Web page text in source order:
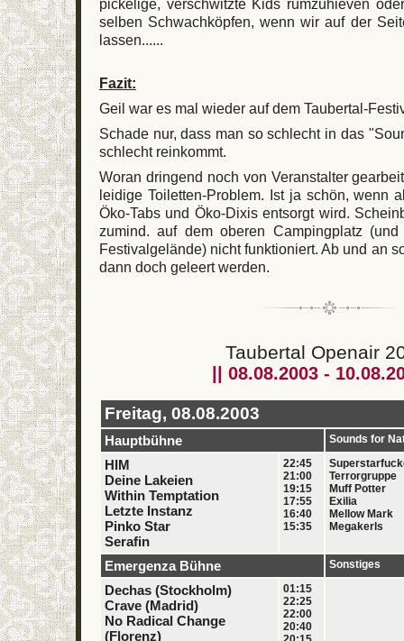
selben Schwachköpfen, wenn wir auf der
lassen......
Fazit:
Geil war es mal wieder auf dem Taubertal-
Schade nur, dass man so schlecht in das
schlecht reinkommt.
Woran dringend noch von Veranstalter
leidige Toiletten-Problem. Ist ja schön, wenn
Öko-Tabs und Öko-Dixis entsorgt wird.
zumind. auf dem oberen Campingplatz
Festivalgelände) nicht funktioniert. Ab und an
dann doch geleert werden.
Taubertal Openair
|| 08.08.2003 -
Freitag, 08.08.2003
Hauptbühne Sounds for
HIM
Deine Lakeien
Within Temptation
Letzte Instanz
Pinko Star
Serafin
22:45
21:00
19:15
17:55
16:40
15:35
Terrorgruppe
Muff Potter
Exilia
Mellow Mark
Megakerls
Emergenza Bühne Sonstiges
Dechas (Stockholm)
Crave (Madrid)
No Radical Change
(Florenz)
01:15
22:25
22:00
20:40